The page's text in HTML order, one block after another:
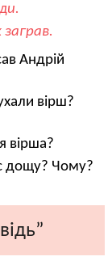
Андрій
вірш?
вірша?
дощу? Чому?